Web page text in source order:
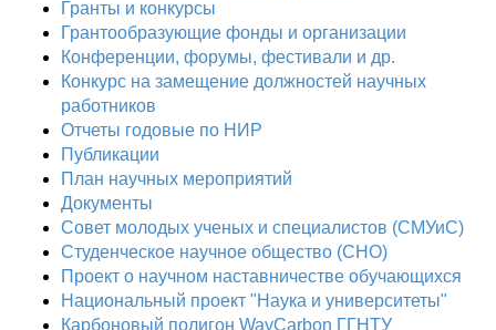
Гранты и конкурсы
Грантообразующие фонды и организации
Конференции, форумы, фестивали и др.
Конкурс на замещение должностей научных
работников
Отчеты годовые по НИР
Публикации
План научныx мероприятий
Документы
Совет молодых ученых и специалистов (СМУиС)
Студенческое научное общество (СНО)
Проект о научном наставничестве обучающихся
Национальный проект "Наука и университеты"
Карбоновый полигон WayCarbon ГГНТУ